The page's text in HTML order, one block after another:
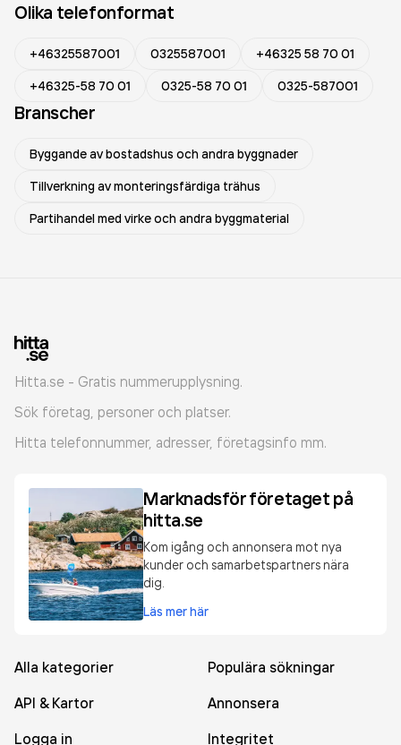
Olika telefonformat
+46325587001 0325587001
+46325 58 70 01
+46325-58 70 01
0325-58 70 01 0325-587001
Branscher
Byggande av bostadshus och andra byggnader
Tillverkning av monteringsfärdiga trähus
Partihandel med virke och andra byggmaterial
Hitta.se - Gratis nummerupplysning.
Sök företag, personer och platser.
Hitta telefonnummer, adresser, företagsinfo mm.
Marknadsför företaget på
hitta.se
Kom igång och annonsera mot nya
kunder och samarbetspartners nära
dig.
Läs mer här
Alla kategorier
Populära sökningar
API & Kartor
Annonsera
Logga in
Integritet